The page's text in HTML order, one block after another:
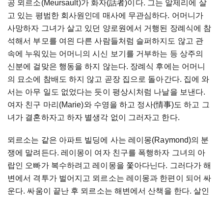
공 뫼르소(Meursault)가 화자(話者)이다. 그는 알제리에 살
고 있는 평범한 회사원인데 매사에 무관심하다. 어머니가
사망하자 그녀가 살고 있던 양로원에서 거행된 장례식에 참
석해서 부모를 여읜 다른 사람들처럼 슬퍼하지도 않고 관
속에 누워있는 어머니의 시신 보기를 거부하는 등 상주의
신분에 걸맞은 행동을 하지 않는다. 장례식 후에는 어머니
의 묘소에 참배도 하지 않고 곧장 집으로 돌아간다. 집에 와
서는 아무 일도 없었다는 듯이 평상시처럼 나날을 보낸다.
여자 친구 마리(Marie)와 수영을 하고 정사(情事)도 하고 그
녀가 결혼하자고 하자 별생각 없이 그러자고 한다.
뫼르소는 같은 아파트 빌딩에 사는 레이몽(Raymond)의 분
쟁에 말려든다. 레이몽이 여자 친구를 폭행하자 그녀의 아
랍인 오빠가 복수하려고 레이몽을 쫓아다닌다. 그러다가 해
변에서 격투가 벌어지고 뫼르소는 레이몽과 한편이 되어 싸
운다. 싸움이 끝난 후 뫼르소는 해변에서 산책을 한다. 살인